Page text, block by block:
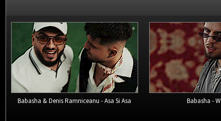
Babasha & Denis Ramniceanu - Asa Si Asa Babasha -